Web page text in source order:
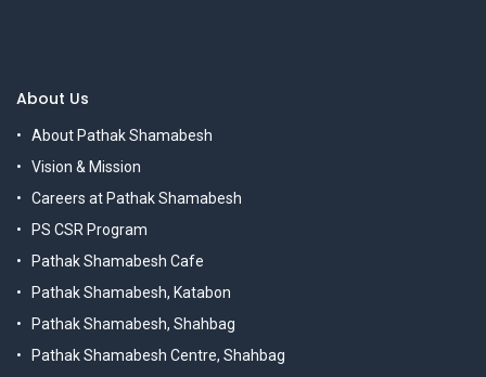
About Us
About Pathak Shamabesh
Vision & Mission
Careers at Pathak Shamabesh
PS CSR Program
Pathak Shamabesh Cafe
Pathak Shamabesh, Katabon
Pathak Shamabesh, Shahbag
Pathak Shamabesh Centre, Shahbag